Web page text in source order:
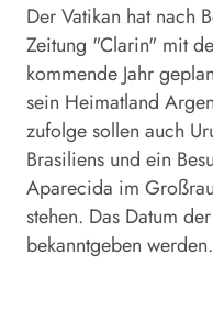
Der Vatikan hat nach
Zeitung "Clarin" mit
kommende Jahr
sein Heimatland
zufolge sollen auch
Brasiliens und ein
Aparecida im
stehen. Das Datum
bekanntgeben werden.